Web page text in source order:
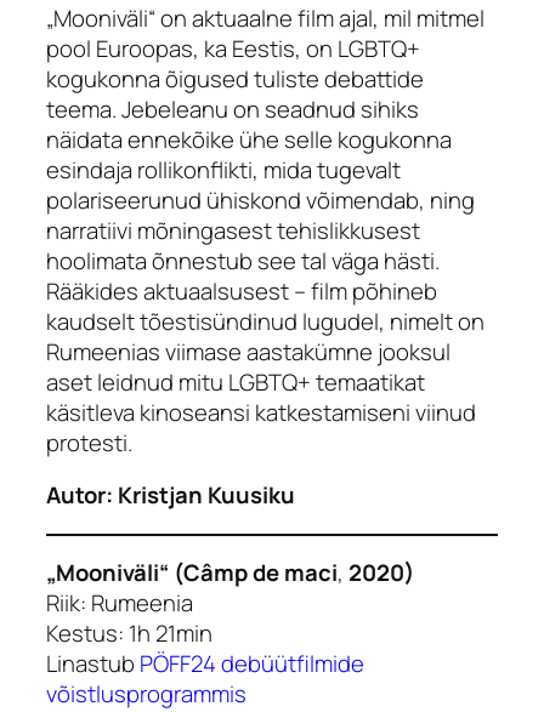
„Mooniväli“ on aktuaalne film ajal, mil mitmel
pool Euroopas, ka Eestis, on LGBTQ+
kogukonna õigused tuliste debattide
teema. Jebeleanu on seadnud sihiks
näidata ennekõike ühe selle kogukonna
esindaja rollikonflikti, mida tugevalt
polariseerunud ühiskond võimendab, ning
narratiivi mõningasest tehislikkusest
hoolimata õnnestub see tal väga hästi.
Rääkides aktuaalsusest – film põhineb
kaudselt tõestisündinud lugudel, nimelt on
Rumeenias viimase aastakümne jooksul
aset leidnud mitu LGBTQ+ temaatikat
käsitleva kinoseansi katkestamiseni viinud
protesti.
Autor: Kristjan Kuusiku
„Mooniväli“ (Câmp de maci, 2020)
Riik: Rumeenia
Kestus: 1h 21min
Linastub PÖFF24 debüütfilmide
võistlusprogrammis